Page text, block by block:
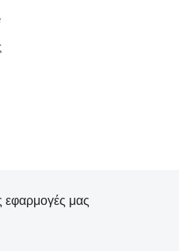
εφαρμογές μας